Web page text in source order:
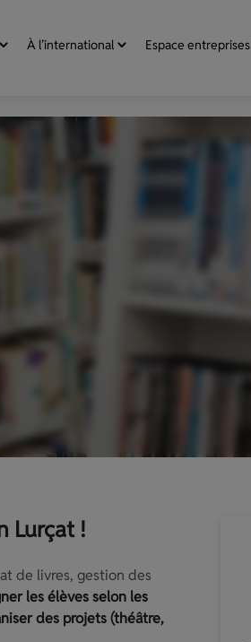
À l’international Espace entreprises
Lurçat !
de livres, gestion des
les élèves selon les
des projets (théâtre,